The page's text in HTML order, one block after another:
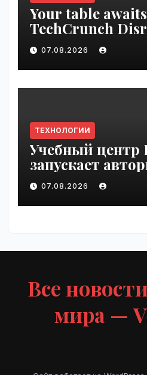
Your table
TechCrunch
be seen by
VseTime.ru
07.08.2026
ТЕХНОЛОГИИ
Учебный
запускает
курс по
Migrate#guest |
07.08.2026
Все
мира —